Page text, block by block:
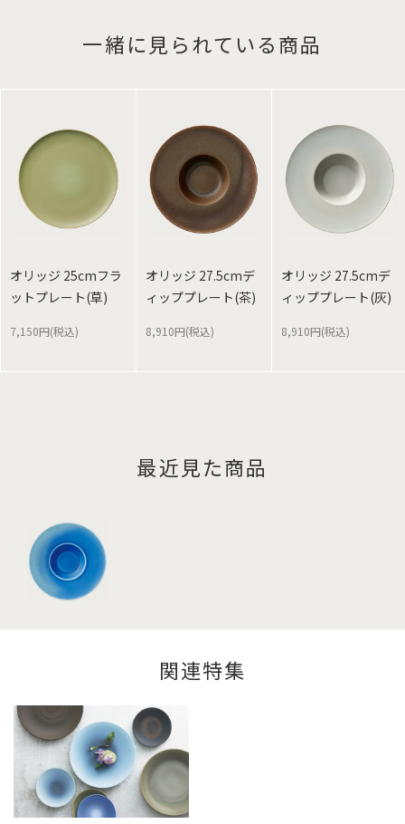
一緒に見られている商品
オリッジ 25cmフラ
ットプレート(草)
7,150円(税込)
オリッジ 27.5cmデ
ィッププレート(茶)
8,910円(税込)
オリッジ 27.5cmデ
ィッププレート(灰)
8,910円(税込)
最近見た商品
関連特集